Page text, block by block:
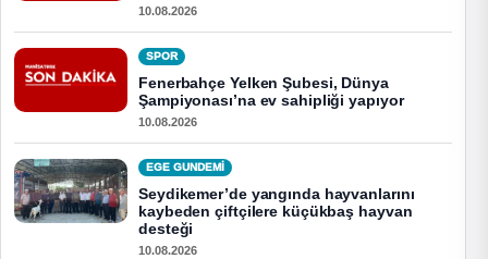
10.08.2026
SPOR
Fenerbahçe Yelken Şubesi, Dünya
Şampiyonası’na ev sahipliği yapıyor
10.08.2026
EGE GUNDEMİ
Seydikemer’de yangında hayvanlarını
kaybeden çiftçilere küçükbaş hayvan
desteği
10.08.2026